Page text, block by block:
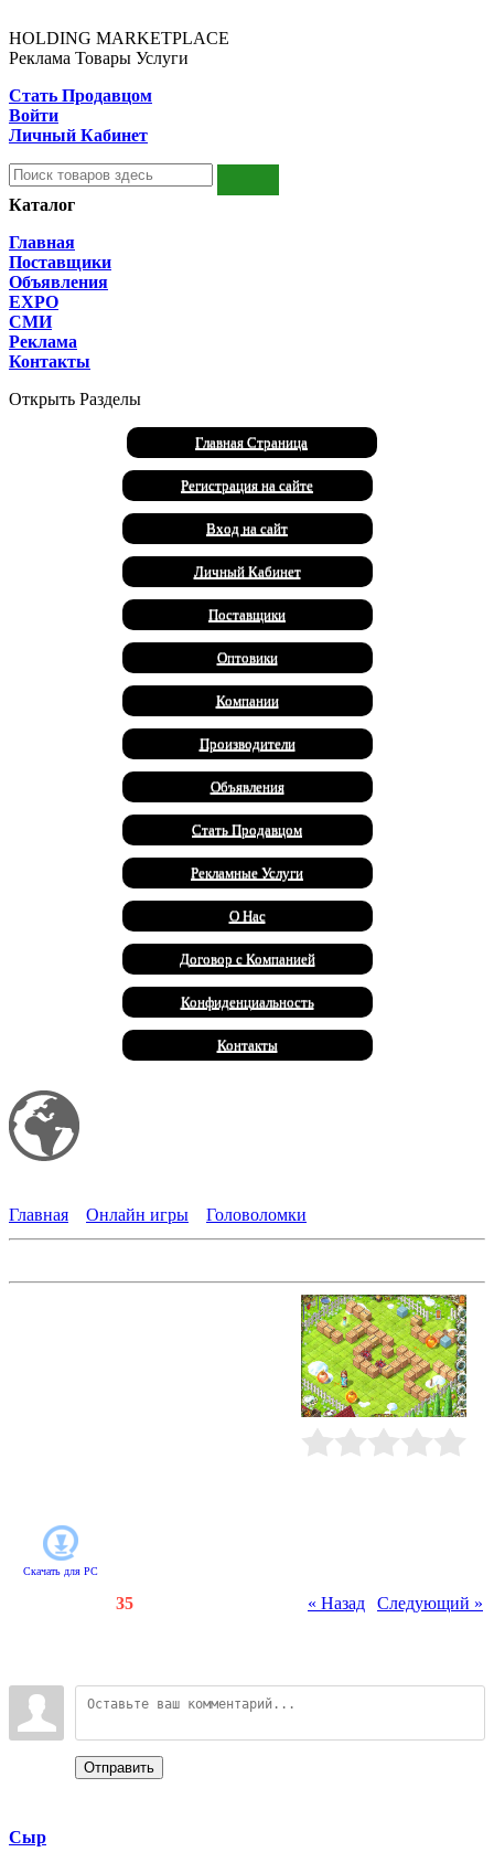
HOLDING MARKETPLACE
Реклама Товары Услуги
Стать Продавцом
Войти
Личный Кабинет
Каталог
Главная
Поставщики
Объявления
EXPO
СМИ
Реклама
Контакты
Открыть Разделы
Главная Страница
Регистрация на сайте
Вход на сайт
Личный Кабинет
Поставщики
Оптовики
Компании
Производители
Объявления
Стать Продавцом
Рекламные Услуги
О Нас
Договор с Компанией
Конфиденциальность
Контакты
Главная
Онлайн игры Головоломки
Скачать для PC
« Назад Следующий »
35
Отправить
Сыр